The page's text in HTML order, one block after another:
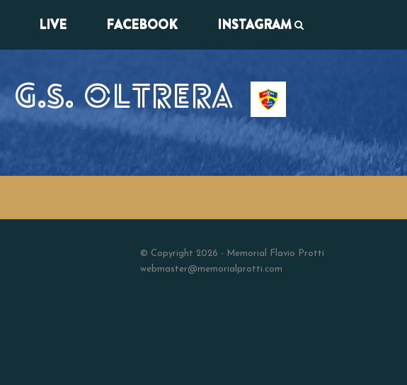
LIVE FACEBOOK INSTAGRAM
G.S. OLTRERA
© Copyright 2026 - Memorial Flavio Protti
webmaster@memorialprotti.com